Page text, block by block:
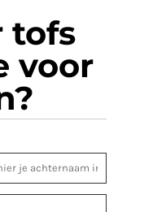
tofs
voor